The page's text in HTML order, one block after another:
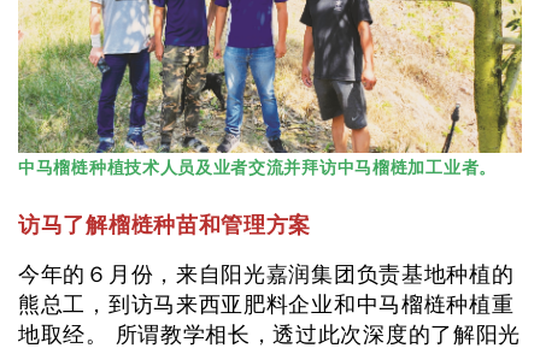
中马榴梿种植技术人员及业者交流并拜访中马榴梿加工业者。
访马了解榴梿种苗和管理方案
今年的６月份，来自阳光嘉润集团负责基地种植的
熊总工，到访马来西亚肥料企业和中马榴梿种植重
地取经。 所谓教学相长，透过此次深度的了解阳光